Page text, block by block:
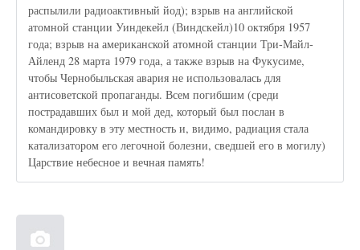
распылили радиоактивный йод); взрыв на английской
атомной станции Уиндекейл (Виндскейл)10 октября 1957
года; взрыв на американской атомной станции Три-Майл-
Айленд 28 марта 1979 года, а также взрыв на Фукусиме,
чтобы Чернобыльская авария не использовалась для
антисоветской пропаганды. Всем погибшим (среди
пострадавших был и мой дед, который был послан в
командировку в эту местность и, видимо, радиация стала
катализатором его легочной болезни, сведшей его в могилу)
Царствие небесное и вечная память!